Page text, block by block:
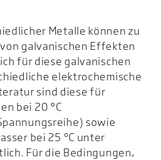
Metalle können zu
galvanischen Effekten
für diese galvanischen
elektrochemische
sind diese für
bei 20 °C
sowie
bei 25 °C unter
Für die Bedingungen,